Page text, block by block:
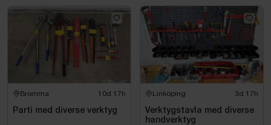
Bromma 10d 17h
Parti med diverse verktyg
Linköping 3d 17h
Verktygstavla med diverse
handverktyg